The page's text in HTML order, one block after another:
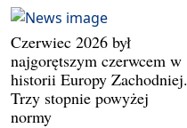
Czerwiec 2026 był
najgorętszym czerwcem w
historii Europy Zachodniej.
Trzy stopnie powyżej
normy